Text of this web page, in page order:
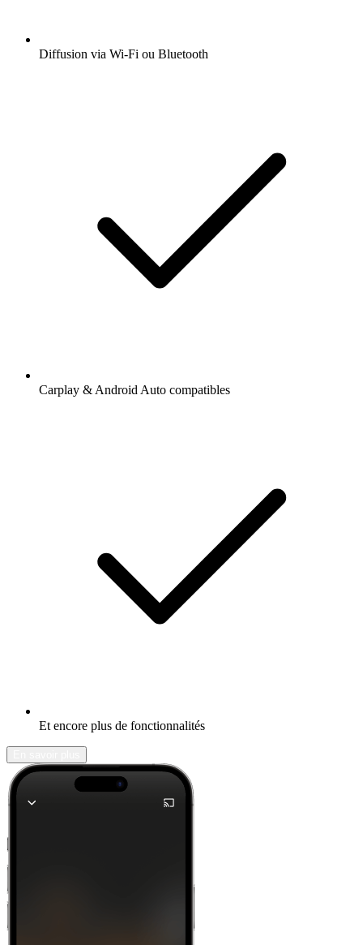
Diffusion via Wi-Fi ou Bluetooth
Carplay & Android Auto compatibles
Et encore plus de fonctionnalités